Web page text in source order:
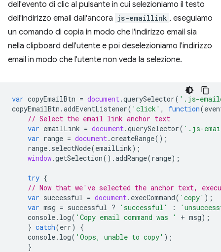
dell'evento di clic al pulsante in cui selezioniamo il testo
dell'indirizzo email dall'ancora js-emaillink , eseguiamo
un comando di copia in modo che l'indirizzo email sia
nella clipboard dell'utente e poi deselezioniamo l'indirizzo
email in modo che l'utente non veda la selezione.
var copyEmailBtn = document.querySelector( '.js-
copyEmailBtn .addEventListener( 'click' , function(
// Select the email link anchor text
var emailLink = document.querySelector( '.js-
var range = document.createRange();
range. selectNode(emailLink);
window.getSelection().addRange(range);
try {
// Now that we've selected the anchor text,
var successful = document. execCommand( 'copy' );
var msg = successful ? 'successful' :
console. log( 'Copy email command was ' + msg);
} catch(err)
{
console. log( 'Oops, unable to copy' );
}